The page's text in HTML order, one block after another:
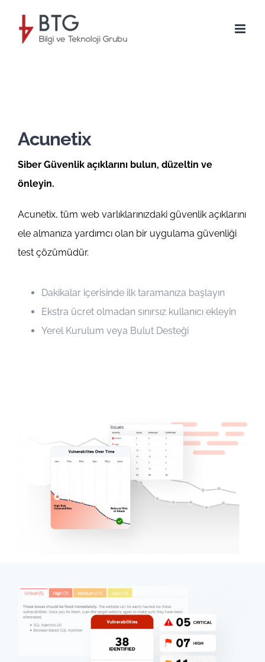
content
Acunetix
Siber Güvenlik açıklarını bulun, düzeltin ve
önleyin.
Acunetix, tüm web varlıklarınızdaki güvenlik açıklarını
ele almanıza yardımcı olan bir uygulama güvenliği
test çözümüdür.
Dakikalar içerisinde ilk taramanıza başlayın
Ekstra ücret olmadan sınırsız kullanıcı ekleyin
Yerel Kurulum veya Bulut Desteği